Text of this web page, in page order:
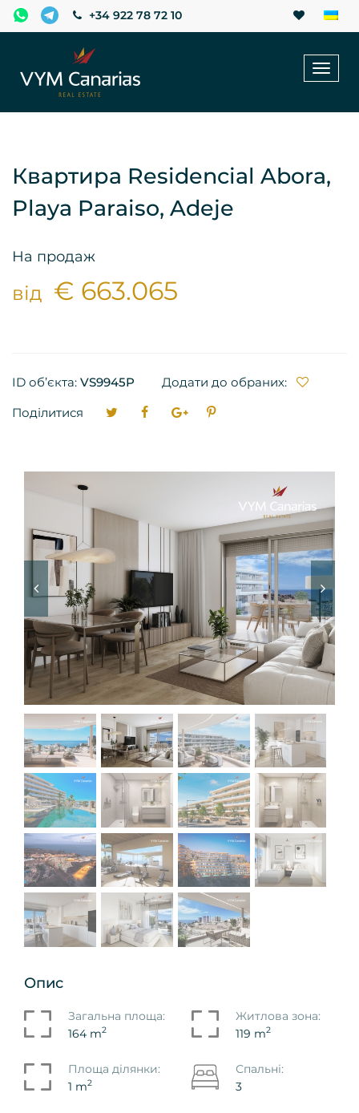
+34 922 78 72 10
Квартира Residencial Abora,
Playa Paraiso, Adeje
На продаж
від € 663.065
ID об’єкта: VS9945P
Додати до обраних:
Поділитися
Опис
Загальна площа:
164 m2
Житлова зона:
119 m2
Площа ділянки:
1 m2
Спальні:
3